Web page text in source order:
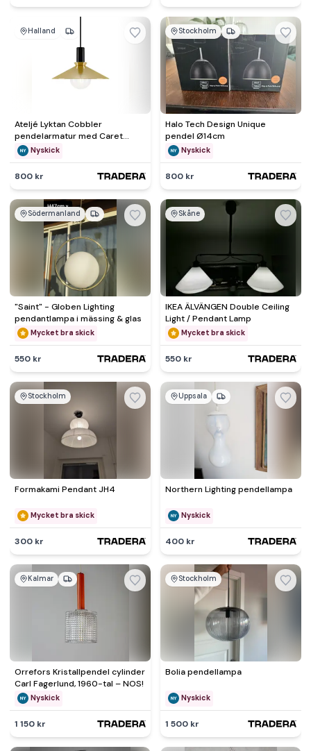
Halland
Ateljé Lyktan Cobbler
pendelarmatur med Caret
Globe 115 ljuskälla
Nyskick
800 kr
Stockholm
Halo Tech Design Unique
pendel Ø14cm
Nyskick
800 kr
Södermanland
"Saint" - Globen Lighting
pendantlampa i mässing & glas
Mycket bra skick
550 kr
Skåne
IKEA ÄLVÄNGEN Double Ceiling
Light / Pendant Lamp
Mycket bra skick
550 kr
Stockholm
Formakami Pendant JH4
Mycket bra skick
300 kr
Uppsala
Northern Lighting pendellampa
Nyskick
400 kr
Kalmar
Orrefors Kristallpendel cylinder
Carl Fagerlund, 1960-tal – NOS!
Nyskick
1 150 kr
Stockholm
Bolia pendellampa
Nyskick
1 500 kr